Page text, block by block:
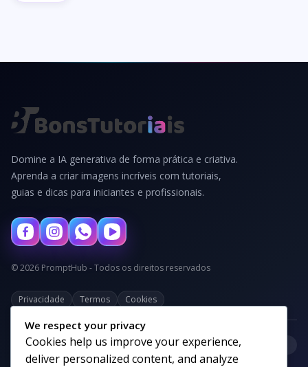
Domine a IA generativa de forma prática e criativa.
Aprenda a criar imagens incríveis com tutoriais,
guias e dicas para iniciantes e profissionais.
© 2026 PromptHub - Todos os direitos reservados
Privacidade Termos Cookies
Categorias
We respect your privacy
Cookies help us improve your experience,
deliver personalized content, and analyze